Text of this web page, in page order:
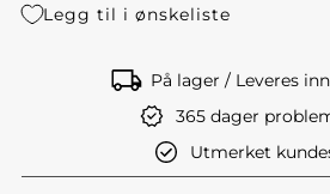
Legg til i ønskeliste
På lager / Leveres
365 dager
Utmerket